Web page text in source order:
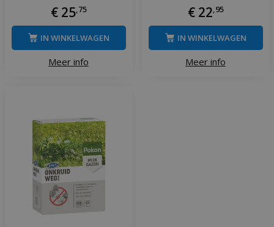
€ 25,75
Meer info
IN WINKELWAGEN
€ 22,95
Meer info
IN WINKELWAGEN